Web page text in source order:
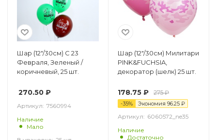
Шар (12"/30см) С 23
Февраля, Зеленый /
коричневый, 25 шт.
270.50 ₽
Артикул: 7560994
Наличие
Мало
Шар (12"/30см) Милитари
PINK&FUCHSIA,
декоратор (шелк) 25 шт.
178.75 ₽ 275₽
-35% Экономия 96.25 ₽
Артикул: 6060572_ne35
Наличие
Достаточно